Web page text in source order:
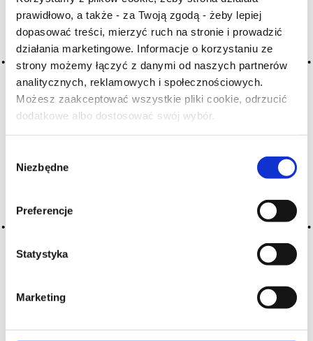
prawidłowo, a także - za Twoją zgodą - żeby lepiej
dopasować treści, mierzyć ruch na stronie i prowadzić
działania marketingowe. Informacje o korzystaniu ze
strony możemy łączyć z danymi od naszych partnerów
analitycznych, reklamowych i społecznościowych.
Możesz zaakceptować wszystkie pliki cookie, odrzucić
dodatkowe albo dostosować swój wybór.
zgody
Niezbędne
Preferencje
Statystyka
Marketing
Czy masz ukończone 18 lat?
Archiwum wpisów tagu:
naphtha
nafta
2016-05-10